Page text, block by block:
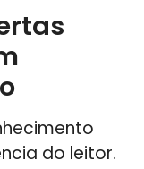
do leitor.